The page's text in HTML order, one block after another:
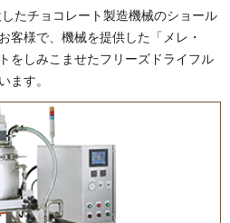
たチョコレート製造機械のショール
客様で、機械を提供した「メレ・
をしみこませたフリーズドライフル
ます。